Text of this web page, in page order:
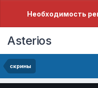
Необходимость
Asterios
скрины